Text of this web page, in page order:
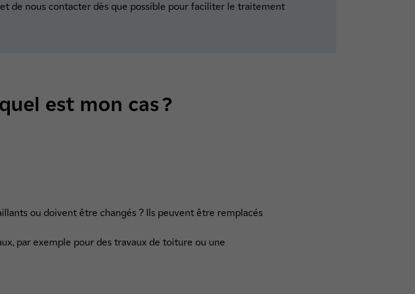
de nous contacter dès que possible pour faciliter le traitement
est mon cas ?
ou doivent être changés ? Ils peuvent être remplacés
par exemple pour des travaux de toiture ou une